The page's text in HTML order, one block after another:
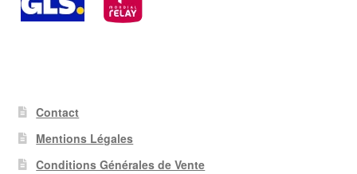
Contact
Mentions Légales
Conditions Générales de Vente